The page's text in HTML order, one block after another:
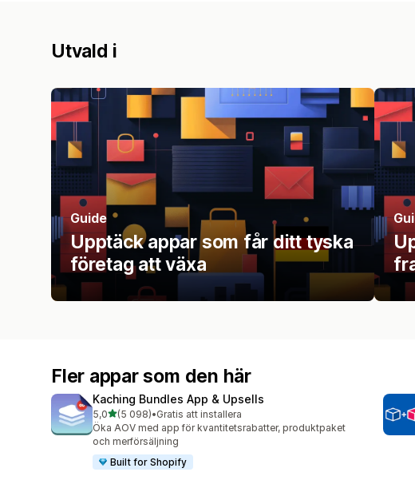
Utvald i
Guide
Upptäck appar som får ditt tyska
företag att växa
Fler appar som den här
Kaching Bundles App & Upsells
5,0av 5 stjärnor
(5 098)
5098 recensioner totalt
•Gratis att installera
Öka AOV med app för kvantitetsrabatter, produktpaket
och merförsäljning
Built for Shopify